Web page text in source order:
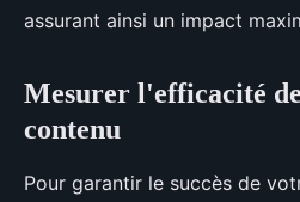
assurant ainsi un impact
Mesurer l'efficacité
contenu
Pour garantir le succès de